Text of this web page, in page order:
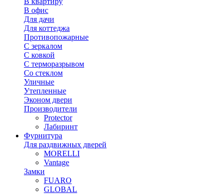
В офис
Для дачи
Для коттеджа
Противопожарные
С зеркалом
С ковкой
С терморазрывом
Со стеклом
Уличные
Утепленные
Эконом двери
Производители
Protector
Лабиринт
Фурнитура
Для раздвижных дверей
MORELLI
Vantage
Замки
FUARO
GLOBAL